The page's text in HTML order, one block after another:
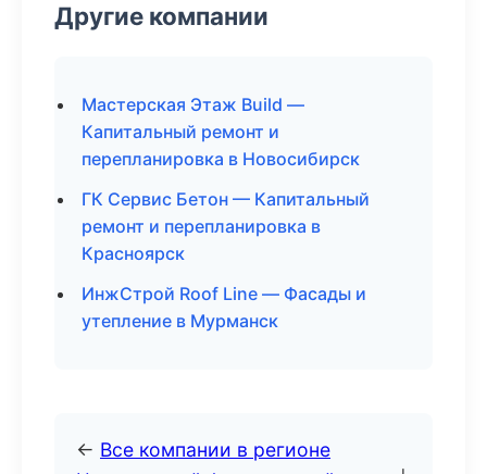
Другие компании
Мастерская Этаж Build —
Капитальный ремонт и
перепланировка в Новосибирск
ГК Сервис Бетон — Капитальный
ремонт и перепланировка в
Красноярск
ИнжСтрой Roof Line — Фасады и
утепление в Мурманск
← Все компании в регионе